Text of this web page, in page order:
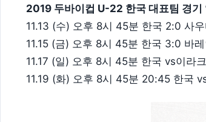
2019 두바이컵 U-22 한국 대표팀 경기
11.13 (수) 오후 8시 45분 한국 2:0 사
11.15 (금) 오후 8시 45분 한국 3:0 바레
11.17 (일) 오후 8시 45분 한국 vs이라크
11.19 (화) 오후 8시 45분 20:45 한국